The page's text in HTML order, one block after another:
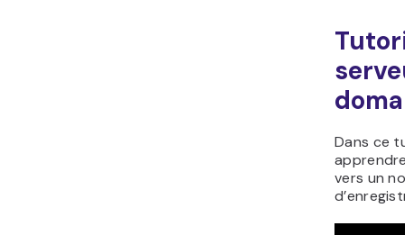
Dans ce
vers un